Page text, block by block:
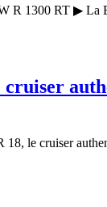
R 1300 RT ▶ La
le cruiser